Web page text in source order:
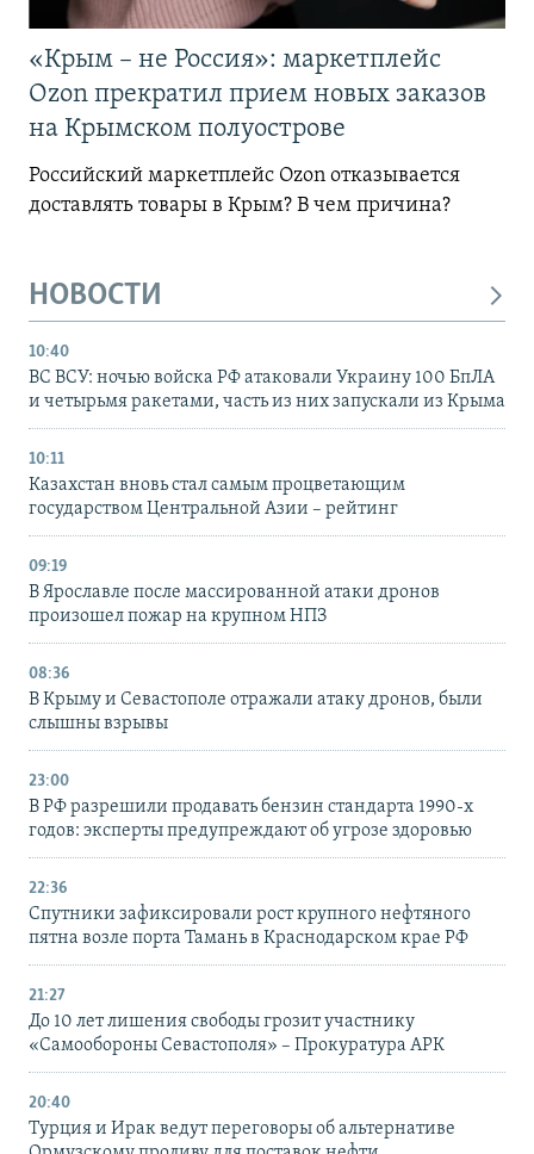
«Крым – не Россия»: маркетплейс
Ozon прекратил прием новых заказов
на Крымском полуострове
Российский маркетплейс Ozon отказывается
доставлять товары в Крым? В чем причина?
НОВОСТИ
10:40
ВС ВСУ: ночью войска РФ атаковали Украину 100 БпЛА
и четырьмя ракетами, часть из них запускали из Крыма
10:11
Казахстан вновь стал самым процветающим
государством Центральной Азии – рейтинг
09:19
В Ярославле после массированной атаки дронов
произошел пожар на крупном НПЗ
08:36
В Крыму и Севастополе отражали атаку дронов, были
слышны взрывы
23:00
В РФ разрешили продавать бензин стандарта 1990-х
годов: эксперты предупреждают об угрозе здоровью
22:36
Спутники зафиксировали рост крупного нефтяного
пятна возле порта Тамань в Краснодарском крае РФ
21:27
До 10 лет лишения свободы грозит участнику
«Самообороны Севастополя» – Прокуратура АРК
20:40
Турция и Ирак ведут переговоры об альтернативе